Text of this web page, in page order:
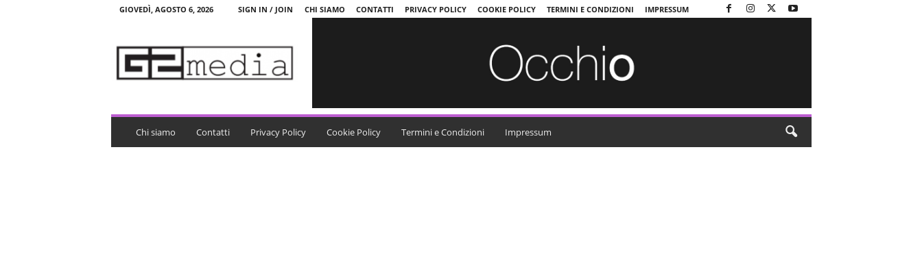
GIOVEDÌ, AGOSTO 6, 2026 SIGN IN / JOIN CHI SIAMO CONTATTI PRIVACY POLICY COOKIE POLICY TERMINI E CONDIZIONI IMPRESSUM
a
Chi siamo Contatti Privacy Policy Cookie Policy Termini e Condizioni Impressum